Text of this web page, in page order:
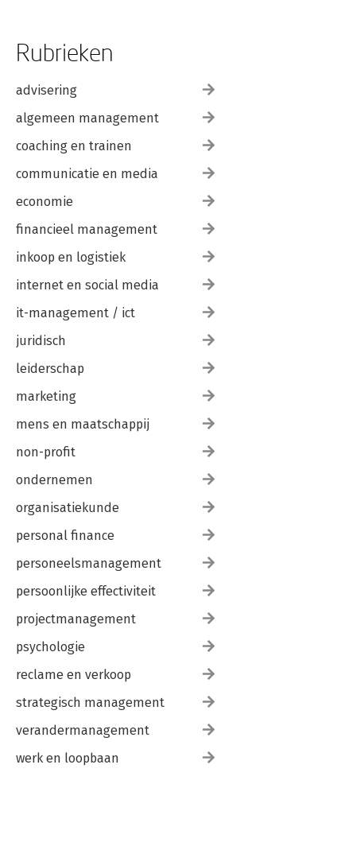
Rubrieken
advisering
algemeen management
coaching en trainen
communicatie en media
economie
financieel management
inkoop en logistiek
internet en social media
it-management / ict
juridisch
leiderschap
marketing
mens en maatschappij
non-profit
ondernemen
organisatiekunde
personal finance
personeelsmanagement
persoonlijke effectiviteit
projectmanagement
psychologie
reclame en verkoop
strategisch management
verandermanagement
werk en loopbaan